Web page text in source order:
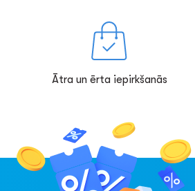
Ātra un ērta iepirkšanās